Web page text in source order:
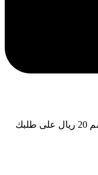
خصم 20 ريال على طلبك